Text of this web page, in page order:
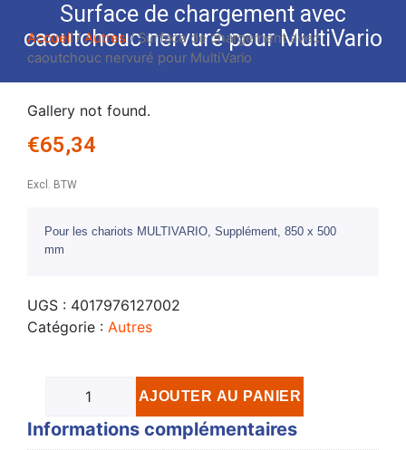
Surface de chargement avec
caoutchouc nervuré pour MultiVario
Accueil/Autres/ Surface de chargement avec
caoutchouc nervuré pour MultiVario
Gallery not found.
€65,34
Excl. BTW
Pour les chariots MULTIVARIO, Supplément, 850 x 500
mm
UGS : 4017976127002
Catégorie : Autres
AJOUTER AU PANIER
Informations complémentaires